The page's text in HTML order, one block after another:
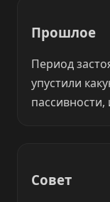
Прошлое
Период
упустили
Совет